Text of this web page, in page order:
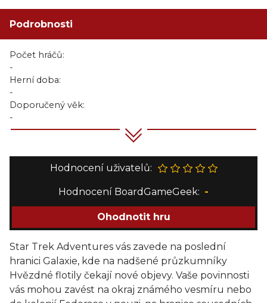
Podrobnosti
Počet hráčů:
-
Herní doba:
-
Doporučený věk:
-
Hodnocení uživatelů:
Hodnocení BoardGameGeek: -
Ohodnotit hru
Star Trek Adventures vás zavede na poslední
hranici Galaxie, kde na nadšené průzkumníky
Hvězdné flotily čekají nové objevy. Vaše povinnosti
vás mohou zavést na okraj známého vesmíru nebo